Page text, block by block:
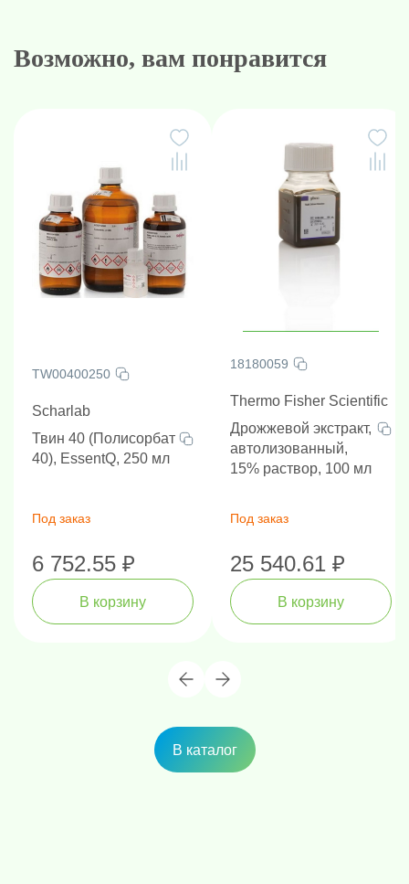
Возможно, вам понравится
TW00400250
Scharlab
Твин 40 (Полисорбат
40), EssentQ, 250 мл
Под заказ
6 752.55 ₽
В корзину
18180059
Thermo Fisher Scientific
Дрожжевой экстракт,
автолизованный,
15% раствор, 100 мл
Под заказ
25 540.61 ₽
В корзину
В каталог